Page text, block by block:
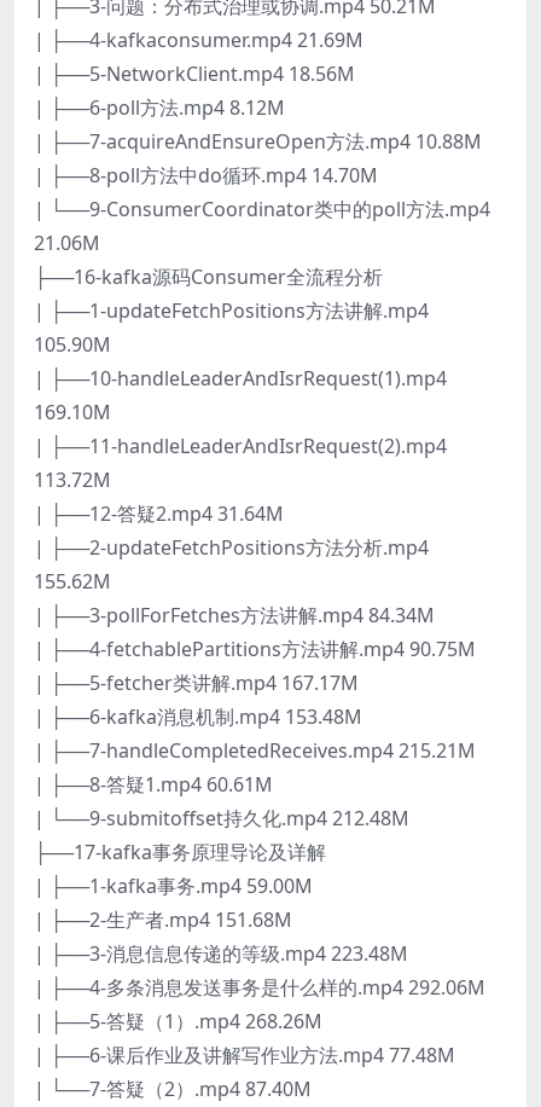
| ├──3-问题：分布式治理或协调.mp4 50.21M
| ├──4-kafkaconsumer.mp4 21.69M
| ├──5-NetworkClient.mp4 18.56M
| ├──6-poll方法.mp4 8.12M
| ├──7-acquireAndEnsureOpen方法.mp4 10.88M
| ├──8-poll方法中do循环.mp4 14.70M
| └──9-ConsumerCoordinator类中的poll方法.mp4
21.06M
├──16-kafka源码Consumer全流程分析
| ├──1-updateFetchPositions方法讲解.mp4
105.90M
| ├──10-handleLeaderAndIsrRequest(1).mp4
169.10M
| ├──11-handleLeaderAndIsrRequest(2).mp4
113.72M
| ├──12-答疑2.mp4 31.64M
| ├──2-updateFetchPositions方法分析.mp4
155.62M
| ├──3-pollForFetches方法讲解.mp4 84.34M
| ├──4-fetchablePartitions方法讲解.mp4 90.75M
| ├──5-fetcher类讲解.mp4 167.17M
| ├──6-kafka消息机制.mp4 153.48M
| ├──7-handleCompletedReceives.mp4 215.21M
| ├──8-答疑1.mp4 60.61M
| └──9-submitoffset持久化.mp4 212.48M
├──17-kafka事务原理导论及详解
| ├──1-kafka事务.mp4 59.00M
| ├──2-生产者.mp4 151.68M
| ├──3-消息信息传递的等级.mp4 223.48M
| ├──4-多条消息发送事务是什么样的.mp4 292.06M
| ├──5-答疑（1）.mp4 268.26M
| ├──6-课后作业及讲解写作业方法.mp4 77.48M
| └──7-答疑（2）.mp4 87.40M